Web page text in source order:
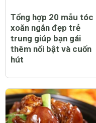
Tổng hợp 20 mẫu tóc
xoăn ngắn đẹp trẻ
trung giúp bạn gái
thêm nổi bật và cuốn
hút